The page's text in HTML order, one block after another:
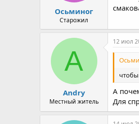
и
Осьминог
Старожил
A
Andry
Местный житель
12 июл
А
Для